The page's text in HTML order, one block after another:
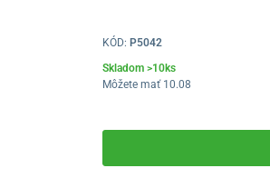
KÓD: P5042
Skladom >10ks
Môžete mať 10.08